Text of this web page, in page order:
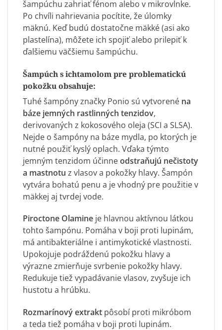
šampúchu zahriať fénom alebo v mikrovlnke.
Po chvíli nahrievania pocítite, že úlomky
mäknú. Keď budú dostatočne mäkké (asi ako
plastelína), môžete ich spojiť alebo prilepiť k
ďalšiemu väčšiemu šampúchu.
Šampúch s ichtamolom pre problematickú
pokožku obsahuje:
Tuhé šampóny značky Ponio sú vytvorené na
báze jemných rastlinných tenzidov,
derivovaných z kokosového oleja (SCI a SLSA).
Nejde o šampóny na báze mydla, po ktorých je
nutné použiť kyslý oplach. Vďaka týmto
jemným tenzidom účinneodstraňujú nečistoty
a mastnotu z vlasov a pokožky hlavy. Šampón
vytvára bohatú penu a je vhodný pre použitie v
mäkkej aj tvrdej vode.
Piroctone Olamine je hlavnou aktívnou látkou
tohto šampónu. Pomáha v boji proti lupinám,
má antibakteriálne i antimykotické vlastnosti.
Upokojuje podráždenú pokožku hlavy a
výrazne zmierňuje svrbenie pokožky hlavy.
Redukuje tiež vypadávanie vlasov, zvyšuje ich
hustotu a hrúbku.
Rozmarínový extrakt pôsobí proti mikróbom
a teda tiež pomáha v boji proti lupinám.